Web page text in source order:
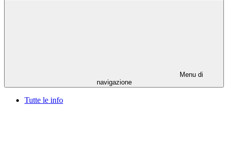
Menu di
navigazione
Tutte le info